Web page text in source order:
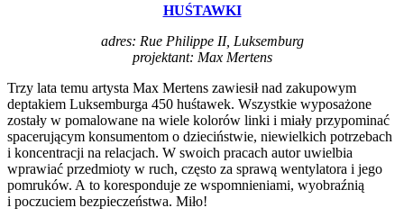
HUŚTAWKI
adres: Rue Philippe II, Luksemburg
projektant: Max Mertens
Trzy lata temu artysta Max Mertens zawiesił nad zakupowym
deptakiem Luksemburga 450 huśtawek. Wszystkie wyposażone
zostały w pomalowane na wiele kolorów linki i miały przypominać
spacerującym konsumentom o dzieciństwie, niewielkich potrzebach
i koncentracji na relacjach. W swoich pracach autor uwielbia
wprawiać przedmioty w ruch, często za sprawą wentylatora i jego
pomruków. A to koresponduje ze wspomnieniami, wyobraźnią
i poczuciem bezpieczeństwa. Miło!